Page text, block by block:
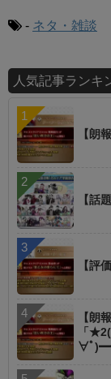
- ネタ・雑談
人気記事ランキ
【朗
【話
【評
【朗
「
∀ﾟ